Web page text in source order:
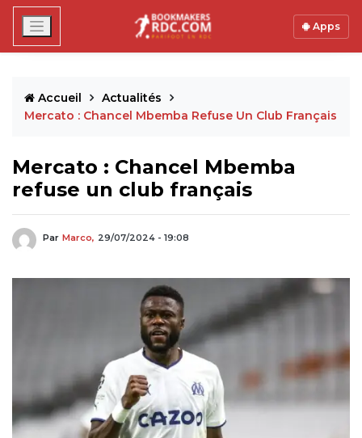
Apps
Accueil
Actualités
Mercato : Chancel Mbemba Refuse Un Club Français
Mercato : Chancel Mbemba
refuse un club français
Par Marco, 29/07/2024 - 19:08